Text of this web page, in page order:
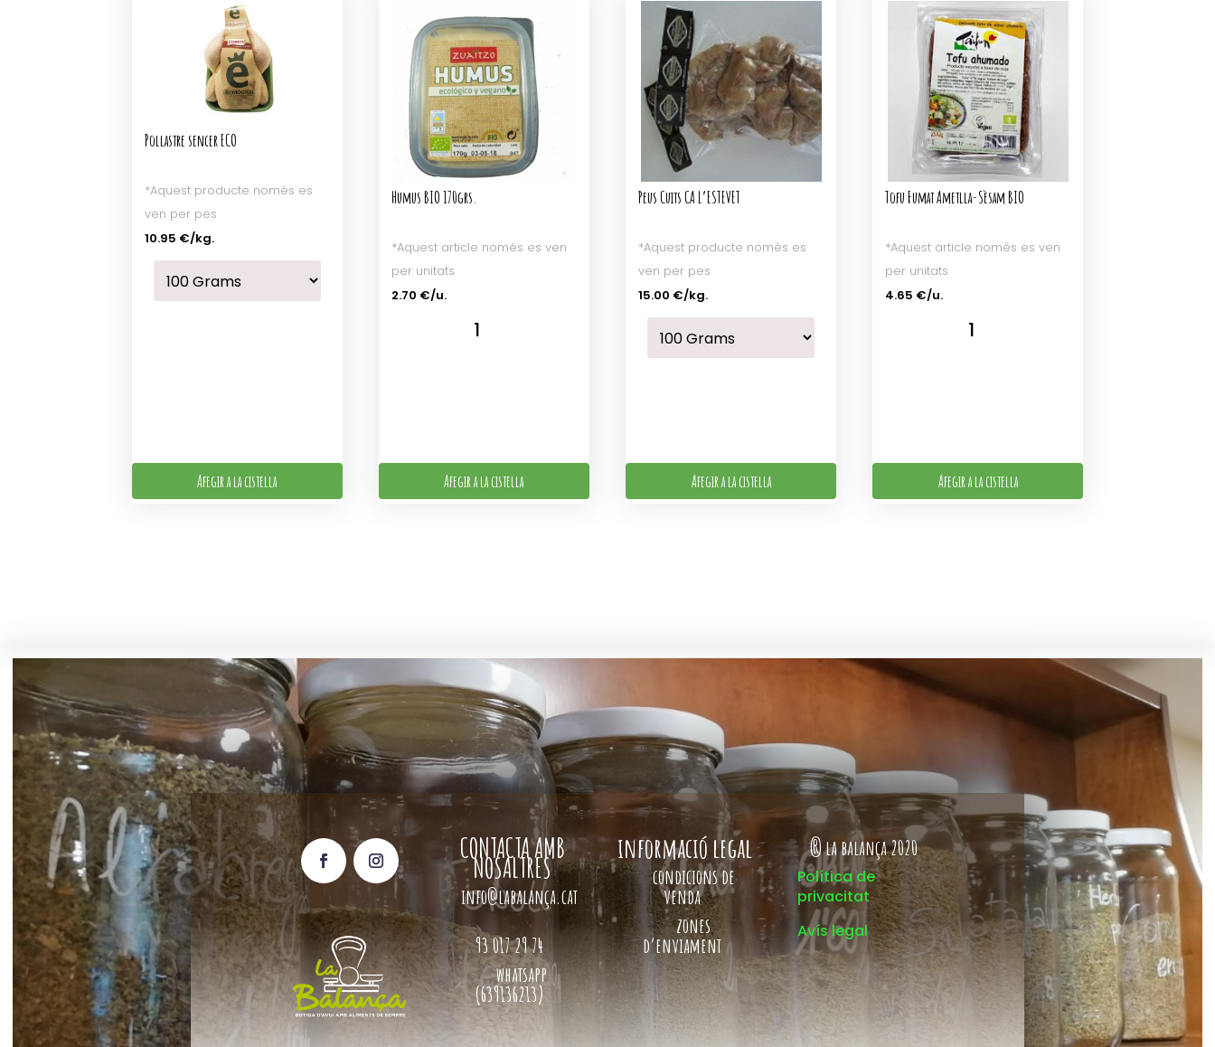
Pollastre sencer ECO
*Aquest producte només es
ven per pes
10.95 €/kg.
Afegir a la cistella
Humus BIO 170grs.
*Aquest article només es ven
per unitats
2.70 €/u.
Afegir a la cistella
Peus Cuits CA L’ESTEVET
*Aquest producte només es
ven per pes
15.00 €/kg.
Afegir a la cistella
Tofu Fumat Ametlla-Sèsam BIO
*Aquest article només es ven
per unitats
4.65 €/u.
Afegir a la cistella
CONTACTA AMB
NOSALTRES
info@labalança.cat
93 017 29 74
whatsapp
(639136213)
informació legal
condicions de
venda
zones
d’enviament
® la balança 2020
Política de
privacitat
Avís legal